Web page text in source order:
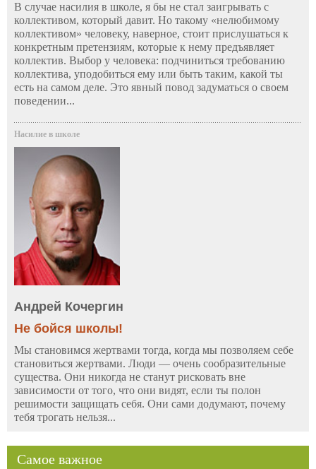
Самое важное
В случае насилия в школе, я бы не стал заигрывать с
коллективом, который давит. Но такому «нелюбимому
коллективом» человеку, наверное, стоит прислушаться к
конкретным претензиям, которые к нему предъявляет
коллектив. Выбор у человека: подчиниться требованию
коллектива, уподобиться ему или быть таким, какой ты
есть на самом деле. Это явный повод задуматься о своем
поведении...
Насилие в школе
Андрей Кочергин
Не бойся школы!
Мы становимся жертвами тогда, когда мы позволяем себе
становиться жертвами. Люди — очень сообразительные
существа. Они никогда не станут рисковать вне
зависимости от того, что они видят, если ты полон
решимости защищать себя. Они сами додумают, почему
тебя трогать нельзя...